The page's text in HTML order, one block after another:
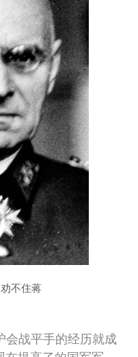
不住蒋
会战平手的经历就成